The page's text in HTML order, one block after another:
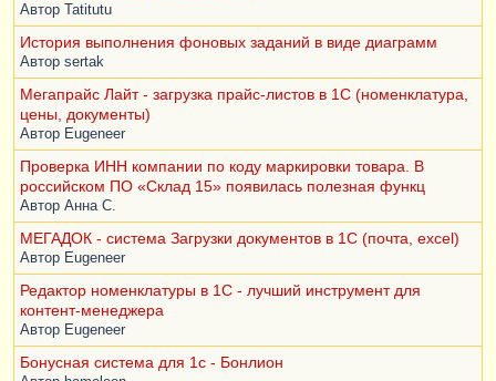
Автор Tatitutu
История выполнения фоновых заданий в виде диаграмм
Автор sertak
Мегапрайс Лайт - загрузка прайс-листов в 1С (номенклатура,
цены, документы)
Автор Eugeneer
Проверка ИНН компании по коду маркировки товара. В
российском ПО «Склад 15» появилась полезная функц
Автор Анна С.
МЕГАДОК - система Загрузки документов в 1С (почта, excel)
Автор Eugeneer
Редактор номенклатуры в 1С - лучший инструмент для
контент-менеджера
Автор Eugeneer
Бонусная система для 1с - Бонлион